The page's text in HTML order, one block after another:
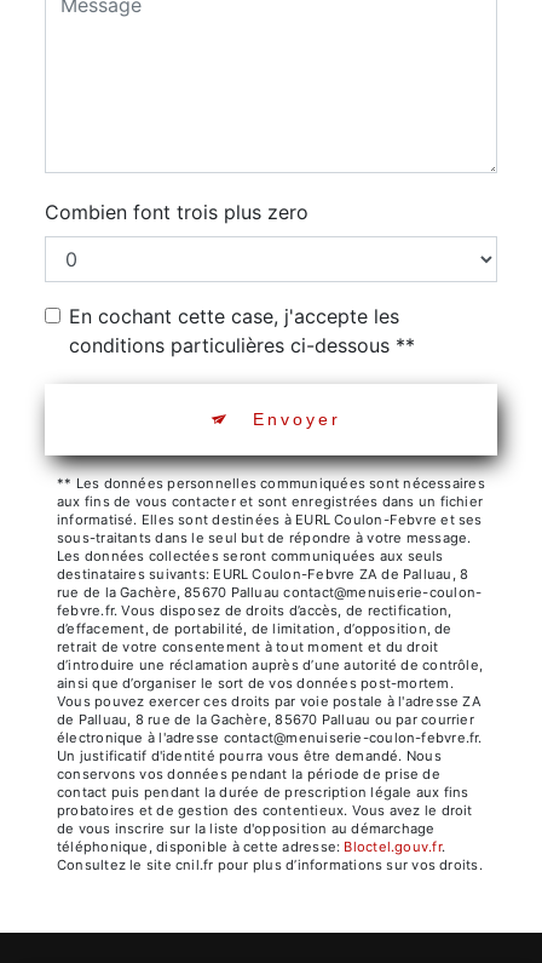
Combien font trois plus zero
En cochant cette case, j'accepte les
conditions particulières ci-dessous **
Envoyer
** Les données personnelles communiquées sont nécessaires
aux fins de vous contacter et sont enregistrées dans un fichier
informatisé. Elles sont destinées à EURL Coulon-Febvre et ses
sous-traitants dans le seul but de répondre à votre message.
Les données collectées seront communiquées aux seuls
destinataires suivants: EURL Coulon-Febvre ZA de Palluau, 8
rue de la Gachère, 85670 Palluau contact@menuiserie-coulon-
febvre.fr. Vous disposez de droits d’accès, de rectification,
d’effacement, de portabilité, de limitation, d’opposition, de
retrait de votre consentement à tout moment et du droit
d’introduire une réclamation auprès d’une autorité de contrôle,
ainsi que d’organiser le sort de vos données post-mortem.
Vous pouvez exercer ces droits par voie postale à l'adresse ZA
de Palluau, 8 rue de la Gachère, 85670 Palluau ou par courrier
électronique à l'adresse contact@menuiserie-coulon-febvre.fr.
Un justificatif d'identité pourra vous être demandé. Nous
conservons vos données pendant la période de prise de
contact puis pendant la durée de prescription légale aux fins
probatoires et de gestion des contentieux. Vous avez le droit
de vous inscrire sur la liste d'opposition au démarchage
téléphonique, disponible à cette adresse:
Bloctel.gouv.fr.
Consultez le site cnil.fr pour plus d’informations sur vos droits.